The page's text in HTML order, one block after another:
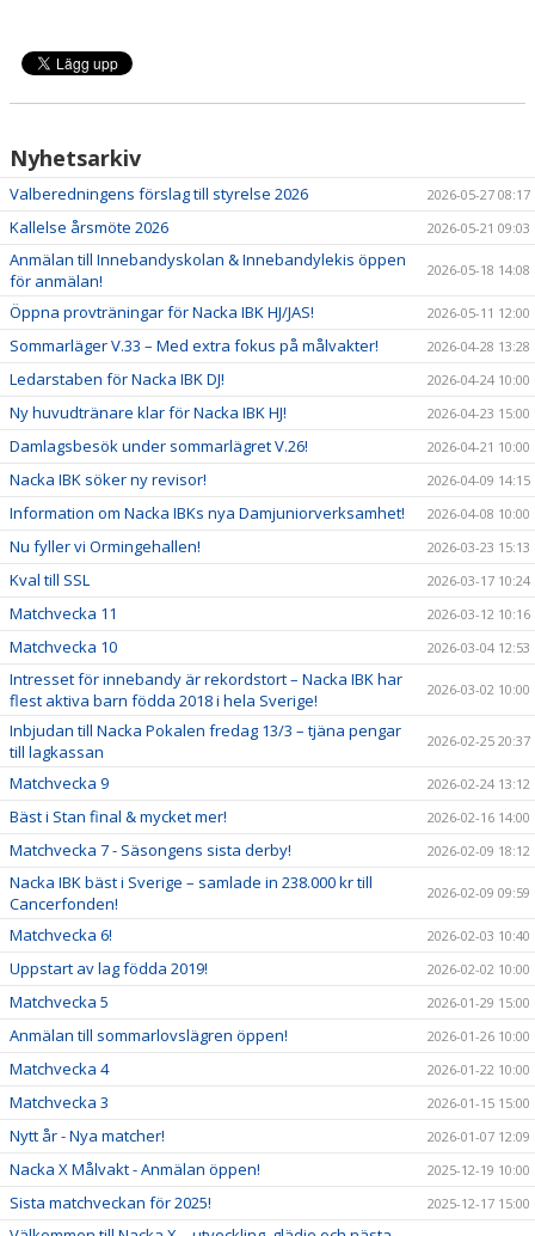
Nyhetsarkiv
Valberedningens förslag till styrelse 2026 2026-05-27 08:17
Kallelse årsmöte 2026 2026-05-21 09:03
Anmälan till Innebandyskolan & Innebandylekis öppen
för anmälan!
2026-05-18 14:08
Öppna provträningar för Nacka IBK HJ/JAS! 2026-05-11 12:00
Sommarläger V.33 – Med extra fokus på målvakter! 2026-04-28 13:28
Ledarstaben för Nacka IBK DJ! 2026-04-24 10:00
Ny huvudtränare klar för Nacka IBK HJ! 2026-04-23 15:00
Damlagsbesök under sommarlägret V.26! 2026-04-21 10:00
Nacka IBK söker ny revisor! 2026-04-09 14:15
Information om Nacka IBKs nya Damjuniorverksamhet! 2026-04-08 10:00
Nu fyller vi Ormingehallen! 2026-03-23 15:13
Kval till SSL 2026-03-17 10:24
Matchvecka 11 2026-03-12 10:16
Matchvecka 10 2026-03-04 12:53
Intresset för innebandy är rekordstort – Nacka IBK har
flest aktiva barn födda 2018 i hela Sverige!
2026-03-02 10:00
Inbjudan till Nacka Pokalen fredag 13/3 – tjäna pengar
till lagkassan
2026-02-25 20:37
Matchvecka 9 2026-02-24 13:12
Bäst i Stan final & mycket mer! 2026-02-16 14:00
Matchvecka 7 - Säsongens sista derby! 2026-02-09 18:12
Nacka IBK bäst i Sverige – samlade in 238.000 kr till
Cancerfonden!
2026-02-09 09:59
Matchvecka 6! 2026-02-03 10:40
Uppstart av lag födda 2019! 2026-02-02 10:00
Matchvecka 5 2026-01-29 15:00
Anmälan till sommarlovslägren öppen! 2026-01-26 10:00
Matchvecka 4 2026-01-22 10:00
Matchvecka 3 2026-01-15 15:00
Nytt år - Nya matcher! 2026-01-07 12:09
Nacka X Målvakt - Anmälan öppen! 2025-12-19 10:00
Sista matchveckan för 2025! 2025-12-17 15:00